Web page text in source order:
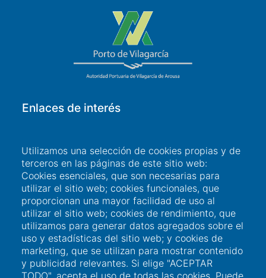
Información de contacto
Enlaces de interés
Sede Electrónica
Perfil del contratante
Contacto
Utilizamos una selección de cookies propias y de
terceros en las páginas de este sitio web:
Cookies esenciales, que son necesarias para
utilizar el sitio web; cookies funcionales, que
proporcionan una mayor facilidad de uso al
utilizar el sitio web; cookies de rendimiento, que
utilizamos para generar datos agregados sobre el
uso y estadísticas del sitio web; y cookies de
marketing, que se utilizan para mostrar contenido
y publicidad relevantes. Si elige "ACEPTAR